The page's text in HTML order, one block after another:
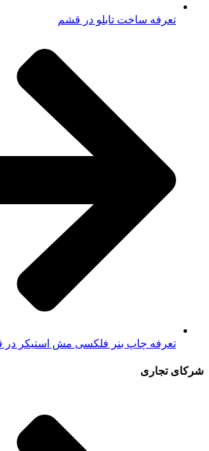
تعرفه ساخت تابلو در قشم
تعرفه چاپ بنر فلکسی مش استیکر در
شرکای تجاری